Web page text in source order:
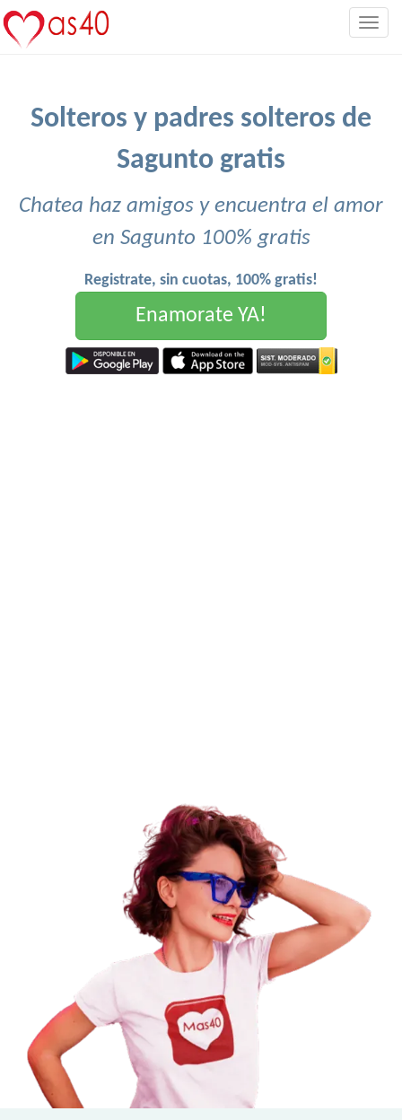
Solteros y padres solteros de
Sagunto gratis
Chatea haz amigos y encuentra el amor
en Sagunto 100% gratis
Registrate, sin cuotas, 100% gratis!
Enamorate YA!